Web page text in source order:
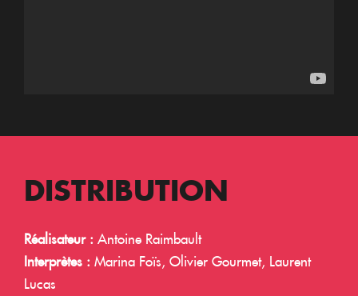
DISTRIBUTION
Réalisateur : Antoine Raimbault
Interprètes : Marina Foïs, Olivier Gourmet, Laurent
Lucas